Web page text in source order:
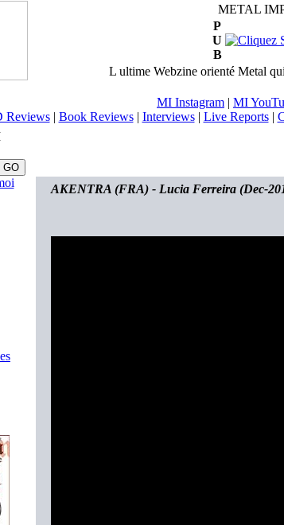
METAL
P
U
B
L ultime Webzine orienté Metal
MI Instagram | MI
Reviews| Book Reviews| Interviews| Live Reports|
AKENTRA (FRA) - Lucia Ferreira (Dec-